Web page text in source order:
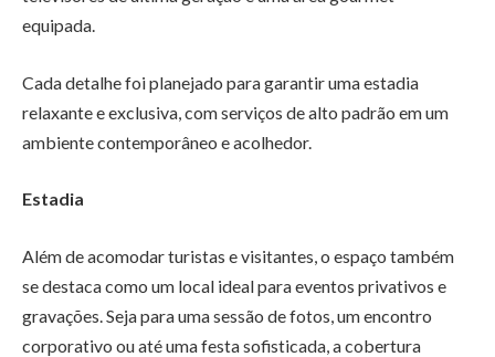
equipada.
Cada detalhe foi planejado para garantir uma estadia
relaxante e exclusiva, com serviços de alto padrão em um
ambiente contemporâneo e acolhedor.
Estadia
Além de acomodar turistas e visitantes, o espaço também
se destaca como um local ideal para eventos privativos e
gravações. Seja para uma sessão de fotos, um encontro
corporativo ou até uma festa sofisticada, a cobertura